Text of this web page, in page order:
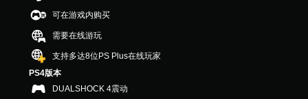
5
颗
星
，
5
1
可在游戏内购买
需要在线游玩
支持多达8位PS Plus在线玩家
PS4版本
DUALSHOCK 4震动